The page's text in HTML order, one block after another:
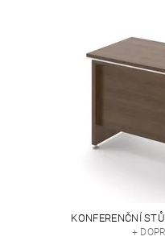
KONFERENČNÍ
+